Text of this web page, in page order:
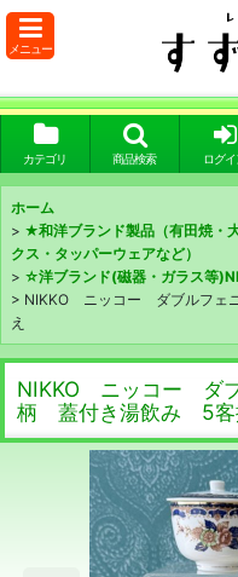
メニュー
カテゴリ 商品検索 ログイ
ホーム
> ★和洋ブランド製品（有田焼・
クス・タッパーウェアなど）
> ☆洋ブランド(磁器・ガラス等
> NIKKO ニッコー ダブルフ
え
NIKKO ニッコー ダ
柄 蓋付き湯飲み 5客